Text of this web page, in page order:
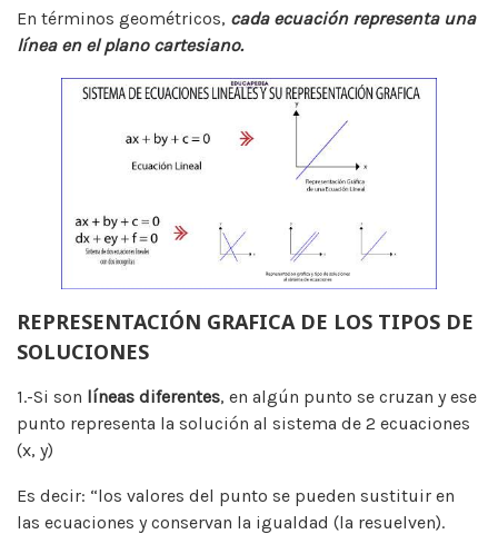
En términos geométricos, cada ecuación representa una
línea en el plano cartesiano.
REPRESENTACIÓN GRAFICA DE LOS TIPOS DE
SOLUCIONES
1.-Si son líneas diferentes, en algún punto se cruzan y ese
punto representa la solución al sistema de 2 ecuaciones
(x, y)
Es decir: “los valores del punto se pueden sustituir en
las ecuaciones y conservan la igualdad (la resuelven).